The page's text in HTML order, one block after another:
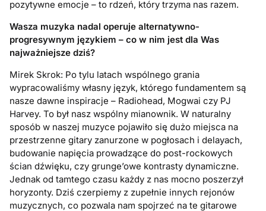
pozytywne emocje – to rdzeń, który trzyma nas razem.
Wasza muzyka nadal operuje alternatywno-
progresywnym językiem – co w nim jest dla Was
najważniejsze dziś?
Mirek Skrok: Po tylu latach wspólnego grania
wypracowaliśmy własny język, którego fundamentem są
nasze dawne inspiracje – Radiohead, Mogwai czy PJ
Harvey. To był nasz wspólny mianownik. W naturalny
sposób w naszej muzyce pojawiło się dużo miejsca na
przestrzenne gitary zanurzone w pogłosach i delayach,
budowanie napięcia prowadzące do post-rockowych
ścian dźwięku, czy grunge’owe kontrasty dynamiczne.
Jednak od tamtego czasu każdy z nas mocno poszerzył
horyzonty. Dziś czerpiemy z zupełnie innych rejonów
muzycznych, co pozwala nam spojrzeć na te gitarowe